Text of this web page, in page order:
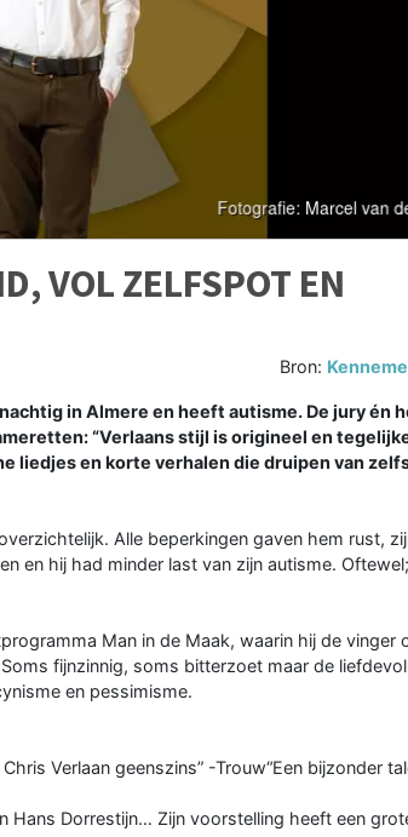
VOL ZELFSPOT EN
Bron:
in Almere en heeft autisme. De jury én
“Verlaans stijl is origineel en
liedjes en korte verhalen die druipen van
Alle beperkingen gaven hem rust,
en hij had minder last van zijn autisme.
Man in de Maak, waarin hij de vinger
fijnzinnig, soms bitterzoet maar de
en pessimisme.
Verlaan geenszins” -Trouw“Een bijzonder
Hans Dorrestijn… Zijn voorstelling heeft een